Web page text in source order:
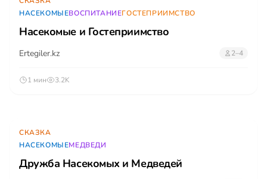
НАСЕКОМЫЕВОСПИТАНИЕГОСТЕПРИИМСТВО
Насекомые и Гостеприимство
Ertegiler.kz 2–4
1 мин 3.2K
СКАЗКА
НАСЕКОМЫЕМЕДВЕДИ
Дружба Насекомых и Медведей